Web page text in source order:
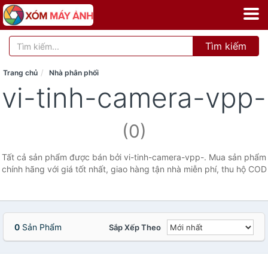
Tìm kiếm
Trang chủ Nhà phân phối
vi-tinh-camera-vpp-
(0)
Tất cả sản phẩm được bán bởi vi-tinh-camera-vpp-. Mua sản phẩm
chính hãng với giá tốt nhất, giao hàng tận nhà miễn phí, thu hộ COD
0 Sản Phẩm Sắp Xếp Theo